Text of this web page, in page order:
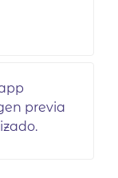
previa